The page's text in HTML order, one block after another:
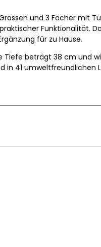
und 3 Fächer mit
Funktionalität.
für zu Hause.
beträgt 38 cm und
in 41 umweltfreundlichen